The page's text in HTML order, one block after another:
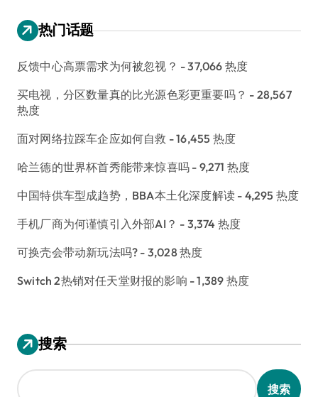
热门话题
反馈中心高票需求为何被忽视？ - 37,066 热度
买电视，分区数量真的比光源色彩更重要吗？ - 28,567
热度
面对网络拉踩车企应如何自救 - 16,455 热度
哈兰德的世界杯首秀能带来惊喜吗 - 9,271 热度
中国特供车型成趋势，BBA本土化深度解读 - 4,295 热度
手机厂商为何谨慎引入外部AI？ - 3,374 热度
可换壳会带动新玩法吗? - 3,028 热度
Switch 2热销对任天堂财报的影响 - 1,389 热度
搜索
搜索